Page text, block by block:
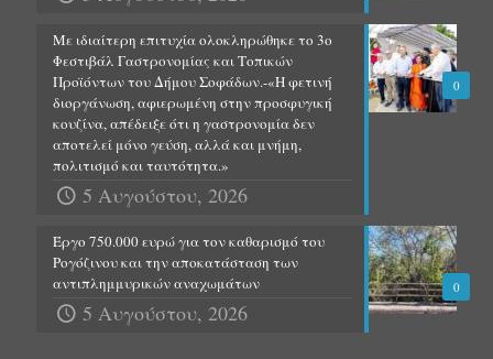
0
Με ιδιαίτερη επιτυχία ολοκληρώθηκε το 3ο
Φεστιβάλ Γαστρονομίας και Τοπικών
Προϊόντων του Δήμου Σοφάδων.-«Η φετινή
διοργάνωση, αφιερωμένη στην προσφυγική
κουζίνα, απέδειξε ότι η γαστρονομία δεν
αποτελεί μόνο γεύση, αλλά και μνήμη,
πολιτισμό και ταυτότητα.»
5 Αυγούστου, 2026
0
Έργο 750.000 ευρώ για τον καθαρισμό του
Ρογόζινου και την αποκατάσταση των
αντιπλημμυρικών αναχωμάτων
5 Αυγούστου, 2026